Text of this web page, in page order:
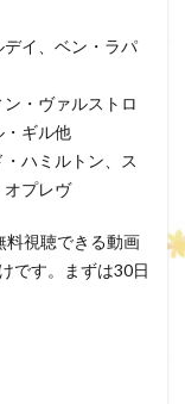
イ、ベン・ラパ
・ヴァルストロ
・ギル他
ハミルトン、ス
オプレヴ
料視聴できる動画
です。まずは30日